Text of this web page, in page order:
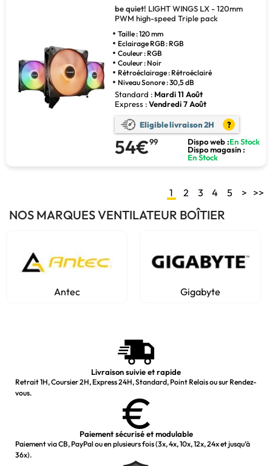
be quiet! LIGHT WINGS LX - 120mm
PWM high-speed Triple pack
Taille : 120 mm
Eclairage RGB : RGB
Couleur : RGB
Couleur : Noir
Rétroéclairage : Rétroéclairé
Niveau Sonore : 30,5 dB
Standard : Mardi 11 Août
Express :Vendredi 7 Août
Eligible livraison 2H ?
54€99 Dispo web :En Stock
Dispo magasin :
En Stock
1 2 3 4 5 > >>
NOS MARQUES VENTILATEUR BOÎTIER
Antec Gigabyte
Livraison suivie et rapide
Retrait 1H, Coursier 2H, Express 24H, Standard, Point Relais ou sur Rendez-
vous.
Paiement sécurisé et modulable
Paiement via CB, PayPal ou en plusieurs fois (3x, 4x, 10x, 12x, 24x et jusqu’à
36x).